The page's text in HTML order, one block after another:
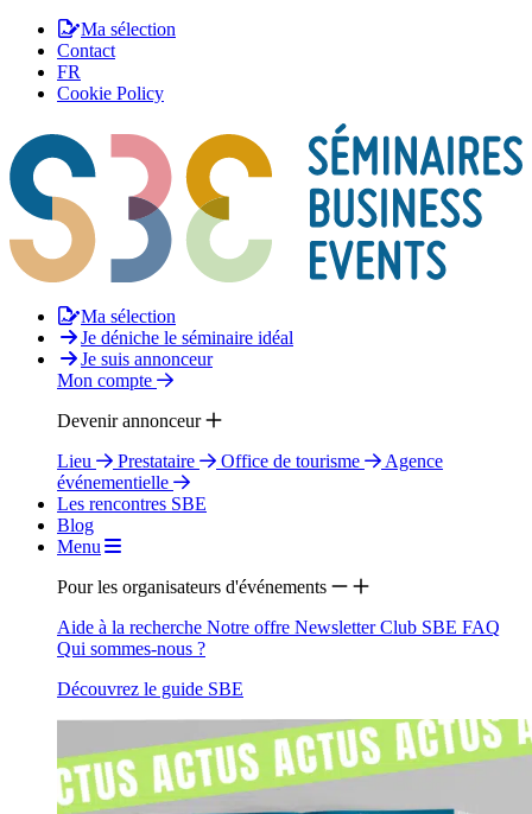
Ma sélection
Contact
FR
Cookie Policy
Ma sélection
Je déniche le séminaire idéal
Je suis annonceur
Mon compte
Devenir annonceur
Lieu
Prestataire Office de tourisme
Agence
événementielle
Les rencontres SBE
Blog
Menu
Pour les organisateurs d'événements
Aide à la recherche Notre offre NewsletterClub SBE FAQ
Qui sommes-nous ?
Découvrez le guide SBE